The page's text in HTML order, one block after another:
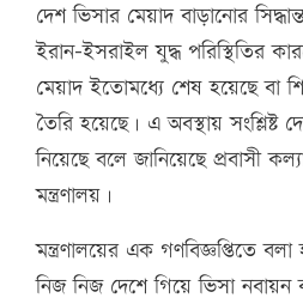
দেশ ভিসার মেয়াদ বাড়ানোর
ইরান–ইসরাইল যুদ্ধ পরিস্থিতির
মেয়াদ ইতোমধ্যে শেষ হয়েছে বা
তৈরি হয়েছে। এ অবস্থায় সংশ্লিষ্ট
নিয়েছে বলে জানিয়েছে প্রবাসী
মন্ত্রণালয়।
মন্ত্রণালয়ের এক গণবিজ্ঞপ্তিতে
নিজ নিজ দেশে গিয়ে ভিসা